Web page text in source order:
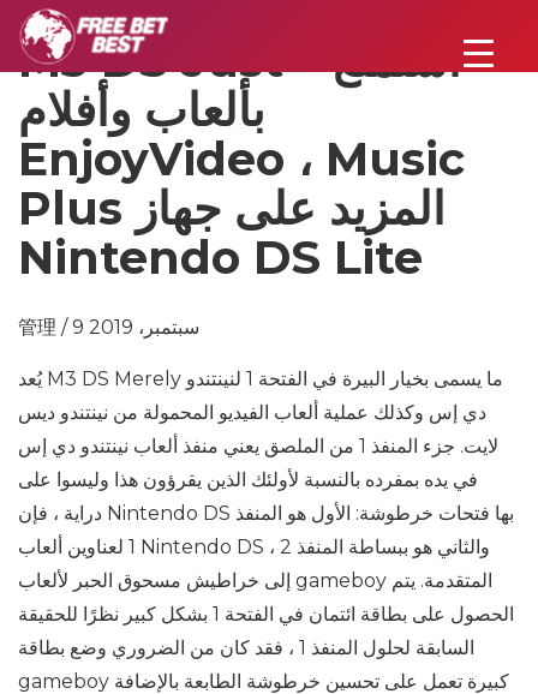
M3 DS Just – استمتع
بألعاب وأفلام
EnjoyVideo ، Music
Plus المزيد على جهاز
Nintendo DS Lite
管理 / 9 سبتمبر، 2019
يُعد M3 DS Merely ما يسمى بخيار البيرة في الفتحة 1 لنينتندو
دي إس وكذلك عملية ألعاب الفيديو المحمولة من نينتندو ديس
لايت. جزء المنفذ 1 من الملصق يعني منفذ ألعاب نينتندو دي إس
في يده بمفرده بالنسبة لأولئك الذين يقرؤون هذا وليسوا على
دراية ، فإن Nintendo DS بها فتحات خرطوشة: الأول هو المنفذ
1 لعناوين ألعاب Nintendo DS ، والثاني هو ببساطة المنفذ 2
إلى خراطيش مسحوق الحبر لألعاب gameboy المتقدمة. يتم
الحصول على بطاقة ائتمان في الفتحة 1 بشكل كبير نظرًا للحقيقة
السابقة لحلول المنفذ 1 ، فقد كان من الضروري وضع بطاقة
gameboy كبيرة تعمل على تحسين خرطوشة الطابعة بالإضافة